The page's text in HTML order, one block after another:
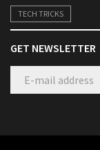
TECH TRICKS
GET NEWSLETTER